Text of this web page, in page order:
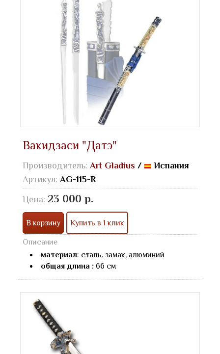
Вакидзаси "Датэ"
Производитель: Art Gladius /
Испания
Артикул: AG-115-R
Цена: 23 000 р.
В корзину Купить в 1 клик
Описание
материал: сталь, замак, алюминий
общая длина : 66 см